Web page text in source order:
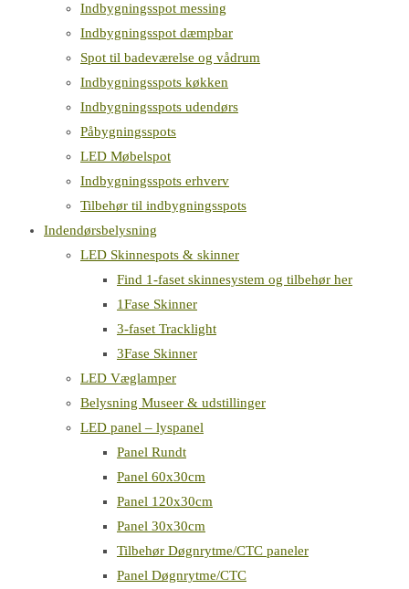
Indbygningsspot messing
Indbygningsspot dæmpbar
Spot til badeværelse og vådrum
Indbygningsspots køkken
Indbygningsspots udendørs
Påbygningsspots
LED Møbelspot
Indbygningsspots erhverv
Tilbehør til indbygningsspots
Indendørsbelysning
LED Skinnespots & skinner
Find 1-faset skinnesystem og tilbehør her
1Fase Skinner
3-faset Tracklight
3Fase Skinner
LED Væglamper
Belysning Museer & udstillinger
LED panel – lyspanel
Panel Rundt
Panel 60x30cm
Panel 120x30cm
Panel 30x30cm
Tilbehør Døgnrytme/CTC paneler
Panel Døgnrytme/CTC